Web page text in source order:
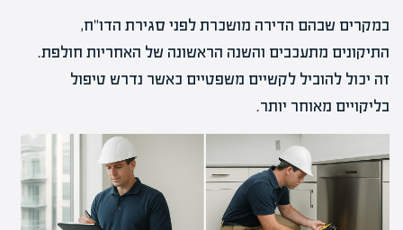
במקרים שבהם הדירה מושכרת לפני סגירת הדו"ח,
התיקונים מתעכבים והשנה הראשונה של האחריות חולפת.
זה יכול להוביל לקשיים משפטיים כאשר נדרש טיפול
בליקויים מאוחר יותר.